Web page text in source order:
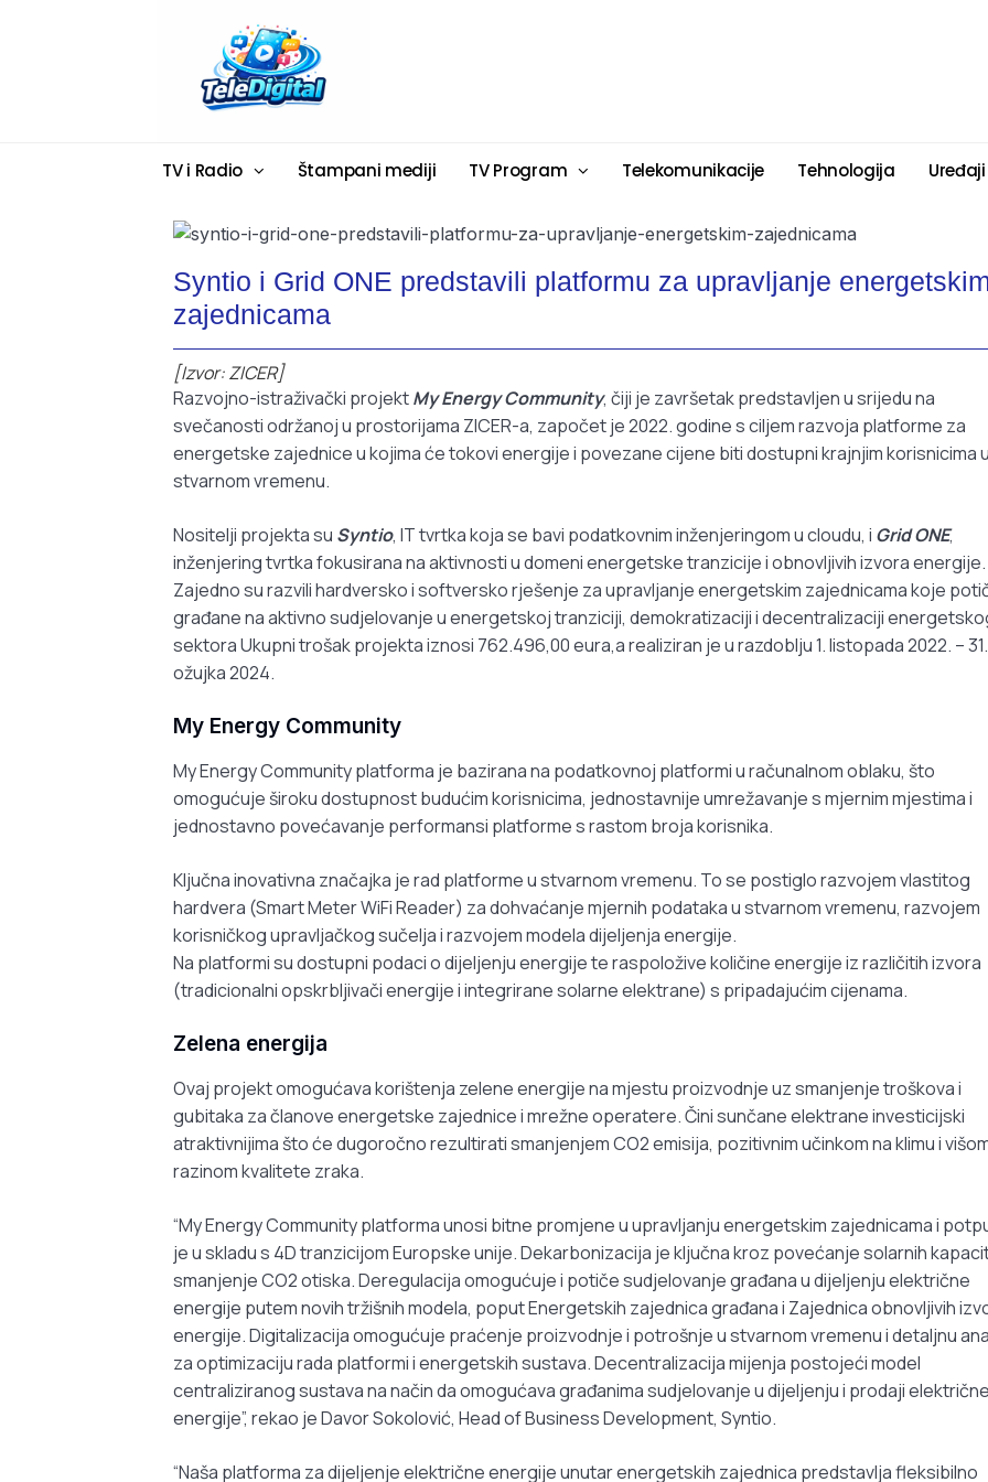
TV i Radio Štampani mediji TV Program Telekomunikacije Tehnologija Uređaji
Syntio i Grid ONE predstavili platformu za upravljanje
zajednicama
[Izvor: ZICER]
Razvojno-istraživački projektMy Energy Community, čiji je završetak predstavljen u srijedu na
svečanosti održanoj u prostorijama ZICER-a, započet je 2022. godine s ciljem razvoja platforme za
energetske zajednice u kojima će tokovi energije i povezane cijene biti dostupni krajnjim korisnicima
stvarnom vremenu.
Nositelji projekta su Syntio, IT tvrtka koja se bavi podatkovnim inženjeringom u cloudu, i Grid ONE,
inženjering tvrtka fokusirana na aktivnosti u domeni energetske tranzicije i obnovljivih izvora energije.
Zajedno su razvili hardversko i softversko rješenje za upravljanje energetskim zajednicama koje
građane na aktivno sudjelovanje u energetskoj tranziciji, demokratizaciji i decentralizaciji
sektora Ukupni trošak projekta iznosi 762.496,00 eura,a realiziran je u razdoblju 1. listopada 2022. – 31.
ožujka 2024.
My Energy Community
My Energy Community platforma je bazirana na podatkovnoj platformi u računalnom oblaku, što
omogućuje široku dostupnost budućim korisnicima, jednostavnije umrežavanje s mjernim mjestima i
jednostavno povećavanje performansi platforme s rastom broja korisnika.
Ključna inovativna značajka je rad platforme u stvarnom vremenu. To se postiglo razvojem vlastitog
hardvera (Smart Meter WiFi Reader) za dohvaćanje mjernih podataka u stvarnom vremenu, razvojem
korisničkog upravljačkog sučelja i razvojem modela dijeljenja energije.
Na platformi su dostupni podaci o dijeljenju energije te raspoložive količine energije iz različitih izvora
(tradicionalni opskrbljivači energije i integrirane solarne elektrane) s pripadajućim cijenama.
Zelena energija
Ovaj projekt omogućava korištenja zelene energije na mjestu proizvodnje uz smanjenje troškova i
gubitaka za članove energetske zajednice i mrežne operatere. Čini sunčane elektrane investicijski
atraktivnijima što će dugoročno rezultirati smanjenjem CO2 emisija, pozitivnim učinkom na klimu i
razinom kvalitete zraka.
“My Energy Community platforma unosi bitne promjene u upravljanju energetskim zajednicama i
je u skladu s 4D tranzicijom Europske unije. Dekarbonizacija je ključna kroz povećanje solarnih
smanjenje CO2 otiska. Deregulacija omogućuje i potiče sudjelovanje građana u dijeljenju električne
energije putem novih tržišnih modela, poput Energetskih zajednica građana i Zajednica obnovljivih
energije. Digitalizacija omogućuje praćenje proizvodnje i potrošnje u stvarnom vremenu i detaljnu
za optimizaciju rada platformi i energetskih sustava. Decentralizacija mijenja postojeći model
centraliziranog sustava na način da omogućava građanima sudjelovanje u dijeljenju i prodaji
energije”, rekao je Davor Sokolović, Head of Business Development, Syntio.
“Naša platforma za dijeljenje električne energije unutar energetskih zajednica predstavlja fleksibilno